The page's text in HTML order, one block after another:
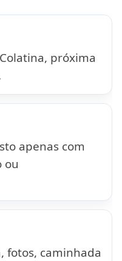
próxima
apenas com
ou
fotos, caminhada